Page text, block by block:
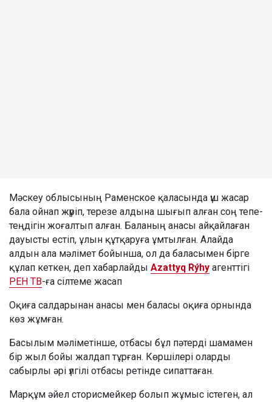
Мәскеу облысының Раменское қаласында үш жасар
бала ойнап жүріп, терезе алдына шығып алған соң тепе-
теңдігін жоғалтып алған. Баланың анасы айқайлаған
дауысты естіп, ұлын құтқаруға ұмтылған. Алайда
алдын ала мәлімет бойынша, ол да баласымен бірге
құлап кеткен, деп хабарлайды Azattyq Rýhy агенттігі
РЕН ТВ-ға сілтеме жасап
Оқиға салдарынан анасы мен баласы оқиға орнында
көз жұмған.
Басылым мәліметінше, отбасы бұл пәтерді шамамен
бір жыл бойы жалдап тұрған. Көршілері оларды
сабырлы әрі үлгілі отбасы ретінде сипаттаған.
Марқұм әйел сторисмейкер болып жұмыс істеген, ал